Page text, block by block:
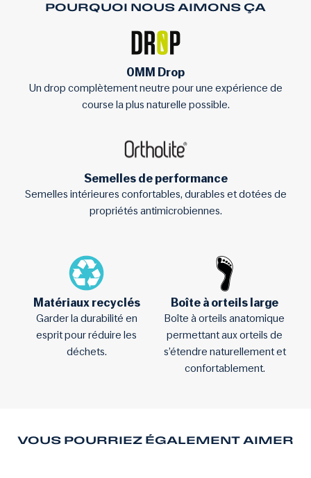
POURQUOI NOUS AIMONS ÇA
0MM Drop
Un drop complètement neutre pour une expérience de
course la plus naturelle possible.
Semelles de performance
Semelles intérieures confortables, durables et dotées de
propriétés antimicrobiennes.
Matériaux recyclés
Garder la durabilité en
esprit pour réduire les
déchets.
Boîte à orteils large
Boîte à orteils anatomique
permettant aux orteils de
s’étendre naturellement et
confortablement.
VOUS POURRIEZ ÉGALEMENT AIMER